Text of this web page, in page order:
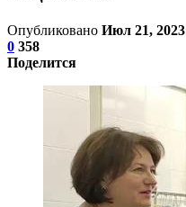
Опубликовано Июл 21, 2023
0 358
Поделится